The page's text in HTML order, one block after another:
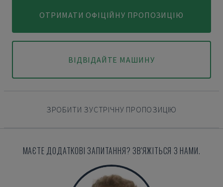
ОТРИМАТИ ОФІЦІЙНУ ПРОПОЗИЦІЮ
ВІДВІДАЙТЕ МАШИНУ
ЗРОБИТИ ЗУСТРІЧНУ ПРОПОЗИЦІЮ
МАЄТЕ ДОДАТКОВІ ЗАПИТАННЯ? ЗВ'ЯЖІТЬСЯ З НАМИ.